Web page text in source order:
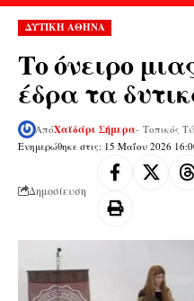
ΔΥΤΙΚΗ ΑΘΗΝΑ
Το όνειρο
έδρα τα
Ενημερώθηκε στις: 15 Μαΐου 2026
ΑπόΧαϊδάρι Σήμερα- Τοπικός
Δημοσίευση